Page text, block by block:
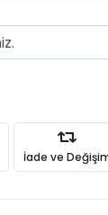
İade ve